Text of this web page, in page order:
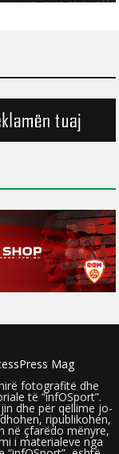
Mag
fotografitë dhe
të “infOSport”.
dhe për qëllime jo-
ripublikohen,
në çfarëdo mënyre,
i materialeve nga